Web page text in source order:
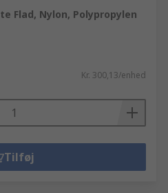
Flad, Nylon, Polypropylen
Kr. 300,13/enhed
Tilføj